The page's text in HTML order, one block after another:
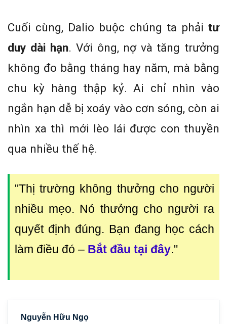
Cuối cùng, Dalio buộc chúng ta phải tư
duy dài hạn. Với ông, nợ và tăng trưởng
không đo bằng tháng hay năm, mà bằng
chu kỳ hàng thập kỷ. Ai chỉ nhìn vào
ngắn hạn dễ bị xoáy vào cơn sóng, còn ai
nhìn xa thì mới lèo lái được con thuyền
qua nhiều thế hệ.
"Thị trường không thưởng cho người
nhiều mẹo. Nó thưởng cho người ra
quyết định đúng. Bạn đang học cách
làm điều đó – Bắt đầu tại đây."
Nguyễn Hữu Ngọ